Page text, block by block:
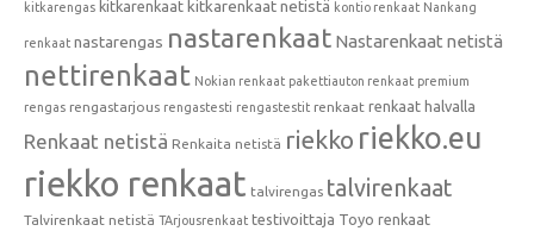
kitkarengas kitkarenkaat kitkarenkaat netistä kontio renkaat Nankang
renkaat nastarengas nastarenkaat Nastarenkaat netistä
nettirenkaat Nokian renkaat pakettiauton renkaat premium
rengas rengastarjous rengastesti rengastestit renkaat renkaat halvalla
Renkaat netistä Renkaita netistä riekko riekko.eu
riekko renkaat talvirengas talvirenkaat
Talvirenkaat netistä TArjousrenkaat testivoittaja Toyo renkaat